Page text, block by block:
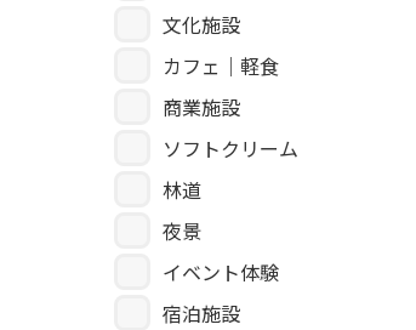
文化施設
カフェ｜軽食
商業施設
ソフトクリーム
林道
夜景
イベント体験
宿泊施設